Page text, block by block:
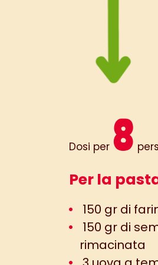
Dosi per 8
Per la
150 gr di
150 gr di
rimacinata